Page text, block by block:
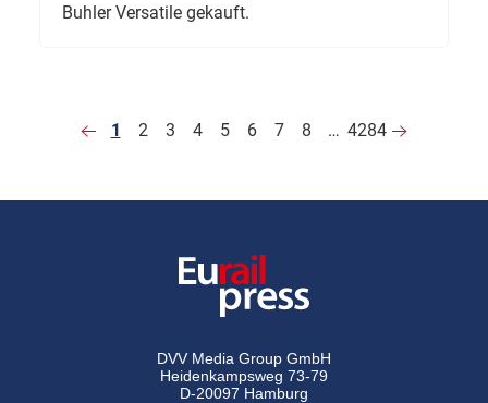
Buhler Versatile gekauft.
1 2 3 4 5 6 7 8 … 4284
DVV Media Group GmbH
Heidenkampsweg 73-79
D-20097 Hamburg